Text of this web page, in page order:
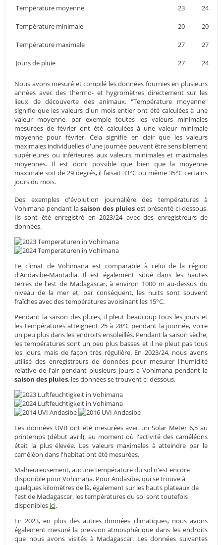
Température moyenne
23 24
Température minimale 20 20
Température maximale 27 27
Jours de pluie 27 24
Nous avons mesuré et compilé les données fournies en plusieurs
années avec des thermo- et hygromètres directement sur les
lieux de découverte des animaux. "Température moyenne"
signifie que les valeurs d'un mois entier ont été calculées à une
valeur moyenne, par exemple toutes les valeurs minimales
mesurées de février ont été calculées à une valeur minimale
moyenne pour février. Cela signifie en clair que les valeurs
maximales individuelles d'une journée peuvent être sensiblement
supérieures ou inférieures aux valeurs minimales et maximales
moyennes. Il est donc possible que bien que la moyenne
maximale soit de 29 degrés, il faisait 33°C ou même 35°C certains
jours du mois.
Des exemples d'évolution journalière des températures à
Vohimana pendant lasaison des pluiesest présenté ci-dessous.
Ils sont été enregistré en 2023/24 avec des enregistreurs de
données.
Le climat de Vohimana est comparable à celui de la région
d'Andasibe-Mantadia. Il est également situé dans les hautes
terres de l'est de Madagascar, à environ 1000 m au-dessus du
niveau de la mer et, par conséquent, les nuits sont souvent
fraîches avec des températures avoisinant les 15°C.
Pendant la saison des pluies, il pleut beaucoup tous les jours et
les températures atteignent 25 à 28°C pendant la journée, voire
un peu plus dans les endroits ensoleillés. Pendant la saison sèche,
les températures sont un peu plus basses et il ne pleut pas tous
les jours, mais de façon très régulière. En 2023/24, nous avons
utilisé des enregistreurs de données pour mesurer l'humidité
relative de l'air pendant plusieurs jours à Vohimana pendant la
saison des pluies, les données se trouvent ci-dessous.
Les données UVB ont été mesurées avec un Solar Meter 6,5 au
printemps (début avril), au moment où l'activité des caméléons
était la plus élevée. Les valeurs maximales à atteindre par le
caméléon dans l'habitat ont été mesurées.
Malheureusement, aucune température du sol n'est encore
disponible pour Vohimana. Pour Andasibe, qui se trouve à
quelques kilomètres de là, également sur les hauts plateaux de
l'est de Madagascar, les températures du sol sont toutefois
disponibles ici.
En 2023, en plus des autres données climatiques, nous avons
également mesuré la pression atmosphérique dans les endroits
que nous avons visités à Madagascar. Les données suivantes